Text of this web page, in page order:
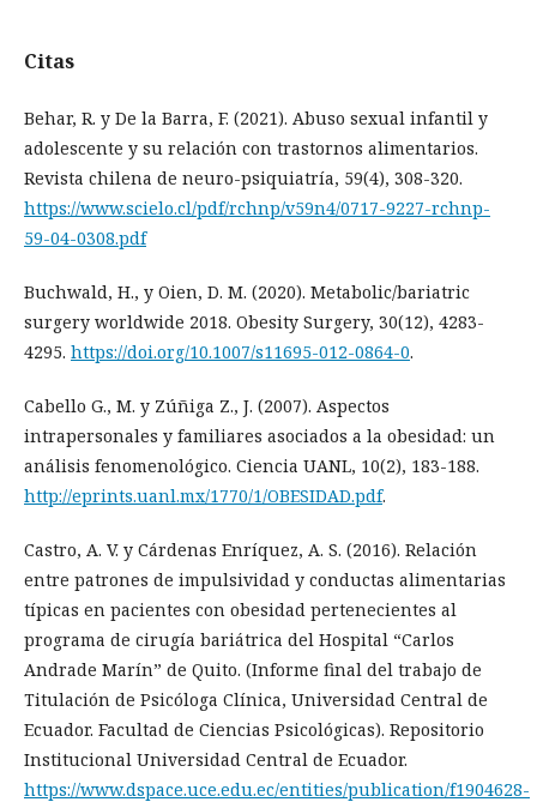
Citas
Behar, R. y De la Barra, F. (2021). Abuso sexual infantil y
adolescente y su relación con trastornos alimentarios.
Revista chilena de neuro-psiquiatría, 59(4), 308-320.
https://www.scielo.cl/pdf/rchnp/v59n4/0717-9227-rchnp-
59-04-0308.pdf
Buchwald, H., y Oien, D. M. (2020). Metabolic/bariatric
surgery worldwide 2018. Obesity Surgery, 30(12), 4283-
4295. https://doi.org/10.1007/s11695-012-0864-0.
Cabello G., M. y Zúñiga Z., J. (2007). Aspectos
intrapersonales y familiares asociados a la obesidad: un
análisis fenomenológico. Ciencia UANL, 10(2), 183-188.
http://eprints.uanl.mx/1770/1/OBESIDAD.pdf.
Castro, A. V. y Cárdenas Enríquez, A. S. (2016). Relación
entre patrones de impulsividad y conductas alimentarias
típicas en pacientes con obesidad pertenecientes al
programa de cirugía bariátrica del Hospital “Carlos
Andrade Marín” de Quito. (Informe final del trabajo de
Titulación de Psicóloga Clínica, Universidad Central de
Ecuador. Facultad de Ciencias Psicológicas). Repositorio
Institucional Universidad Central de Ecuador.
https://www.dspace.uce.edu.ec/entities/publication/f1904628-